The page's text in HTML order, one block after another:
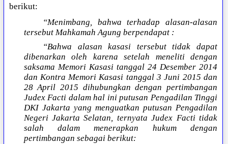
berikut:
“Menimbang, bahwa terhadap alasan-alasan
tersebut Mahkamah Agung berpendapat :
“Bahwa alasan kasasi tersebut tidak dapat
dibenarkan oleh karena setelah meneliti dengan
saksama Memori Kasasi tanggal 24 Desember 2014
dan Kontra Memori Kasasi tanggal 3 Juni 2015 dan
28 April 2015 dihubungkan dengan pertimbangan
Judex Facti dalam hal ini putusan Pengadilan Tinggi
DKI Jakarta yang menguatkan putusan Pengadilan
Negeri Jakarta Selatan, ternyata Judex Facti tidak
salah dalam menerapkan hukum dengan
pertimbangan sebagai berikut: